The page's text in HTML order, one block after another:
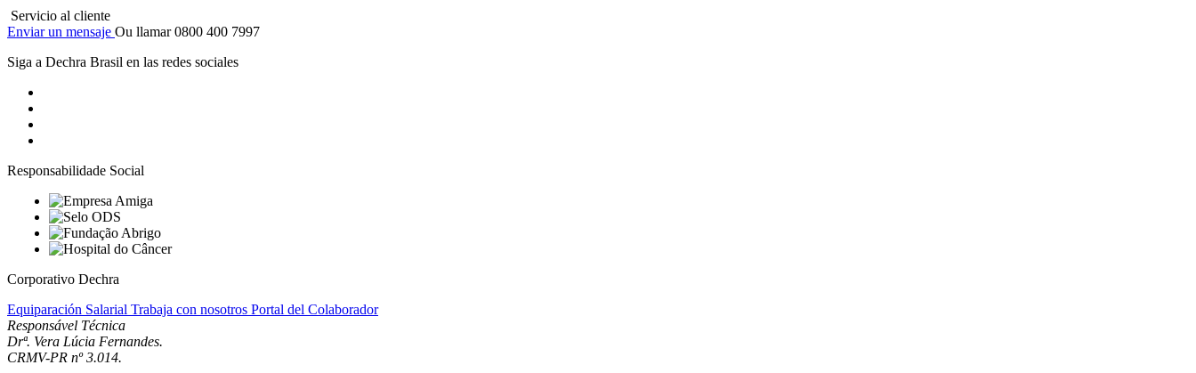
Servicio al cliente
Enviar un mensaje Ou llamar 0800 400 7997
Siga a Dechra Brasil en las redes sociales
Responsabilidade Social
Corporativo Dechra
Equiparación Salarial Trabaja con nosotros Portal del Colaborador
Responsável Técnica
Drª. Vera Lúcia Fernandes.
CRMV-PR nº 3.014.